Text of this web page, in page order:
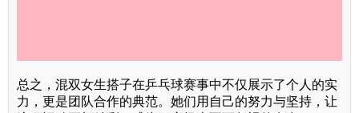
总之，混双女生搭子在乒乓球赛事中不仅展示了个人的实
力，更是团队合作的典范。她们用自己的努力与坚持，让